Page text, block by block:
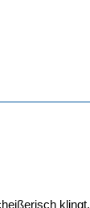
klingt.